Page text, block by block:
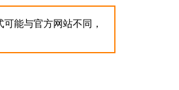
能与官方网站不同，